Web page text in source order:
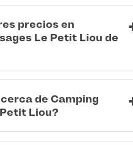
precios en
Le Petit Liou de
de Camping
Liou?